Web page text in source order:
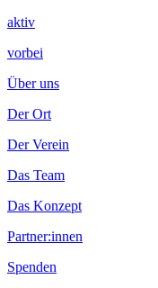
aktiv
vorbei
Über uns
Der Ort
Der Verein
Das Team
Das Konzept
Partner:innen
Spenden